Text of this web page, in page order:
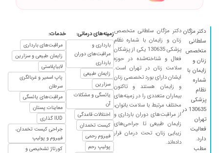
دکتر مژگان
سلطانی
متخصص
زنان و
زایمان با
شماره
نظام
پزشکی
130635 در
تهران
فعالیت
دارد.
مطب
دکتر مژگان سلطانی متخصص
زنان و زایمان با شماره نظام
پزشکی 130635 یکی از پزشکان
فعال و شناخته‌شده در حوزه
سلامت زنان در تهران است.
ایشان دارای بورد تخصصی زنان
و زایمان هستند و تاکنون
بیماران متعددی را در زمینه‌های
مختلف مرتبط با سلامت بانوان،
از مراقبت‌های دوران بارداری و
زایمان طبیعی تا جراحی‌های
زیبایی زنان، تحت درمان قرار
داده‌اند.
زمینه‌های درمانی:
بارداری و
مراقبت‌های دوران
بارداری
زایمان طبیعی
سزارین
یائسگی و مشکلات
آن
اختلالات قاعدگی
کیست تخمدان
فیبروم رحمی
پولیپ رحم
خدمات:
مراقبت‌های بارداری
زایمان طبیعی و سزارین
لابیاپلاستی
پاپ اسمیر و غربالگری
سرطان
مراقبت‌های یائسگی
معاینات پستان
IUD گذاری
جراحی کیست تخمدان،
فیبروم و پولیپ
کورتاژ تشخیصی و